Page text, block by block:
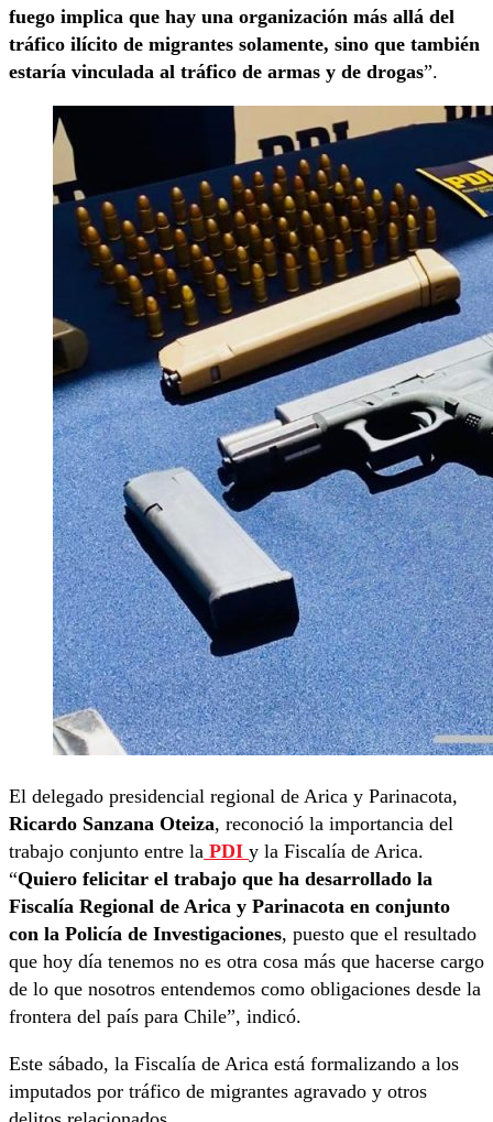
fuego implica que hay una organización más allá del
tráfico ilícito de migrantes solamente, sino que también
estaría vinculada al tráfico de armas y de drogas”.
El delegado presidencial regional de Arica y Parinacota,
Ricardo Sanzana Oteiza, reconoció la importancia del
trabajo conjunto entre la PDI y la Fiscalía de Arica.
“Quiero felicitar el trabajo que ha desarrollado la
Fiscalía Regional de Arica y Parinacota en conjunto
con la Policía de Investigaciones, puesto que el resultado
que hoy día tenemos no es otra cosa más que hacerse cargo
de lo que nosotros entendemos como obligaciones desde la
frontera del país para Chile”, indicó.
Este sábado, la Fiscalía de Arica está formalizando a los
imputados por tráfico de migrantes agravado y otros